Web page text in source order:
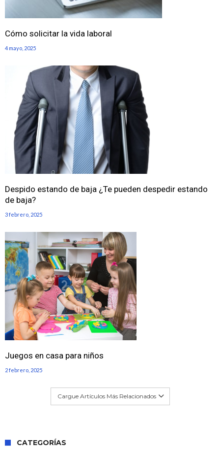
Cómo solicitar la vida laboral
4 mayo, 2025
Despido estando de baja ¿Te pueden despedir estando
de baja?
3 febrero, 2025
Juegos en casa para niños
2 febrero, 2025
Cargue Artículos Más Relacionados
CATEGORÍAS